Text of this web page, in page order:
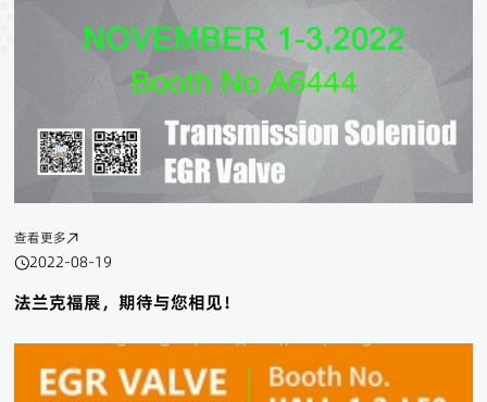
查看更多
2022-08-19
法兰克福展，期待与您相见！